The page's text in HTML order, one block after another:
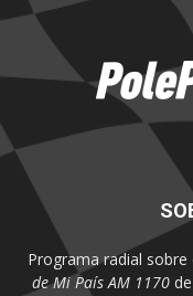
Programa radial
de Mi País AM 1170de